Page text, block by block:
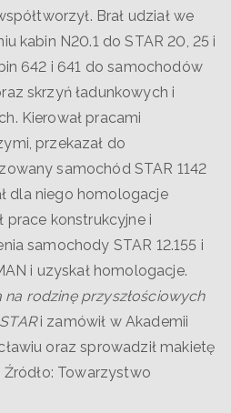
Brał udział we
kabin N20.1 do STAR 20, 25 i
642 i 641 do samochodów
skrzyń ładunkowych i
Kierował pracami
przekazał do
samochód STAR 1142
dla niego homologacje
prace konstrukcyjne i
samochody STAR 12.155 i
i uzyskał homologacje.
na rodzinę przyszłościowych
i zamówił w Akademii
oraz sprowadził makietę
Towarzystwo